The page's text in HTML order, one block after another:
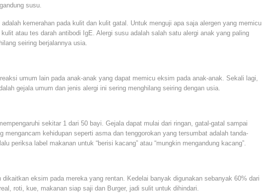
susu.
kemerahan pada kulit dan kulit gatal. Untuk menguji apa saja alergen yang memicu
atau tes darah antibodi IgE. Alergi susu adalah salah satu alergi anak yang paling
seiring berjalannya usia.
umum lain pada anak-anak yang dapat memicu eksim pada anak-anak. Sekali lagi,
gejala umum dan jenis alergi ini sering menghilang seiring dengan usia.
sekitar 1 dari 50 bayi. Gejala dapat mulai dari ringan, gatal-gatal sampai
mengancam kehidupan seperti asma dan tenggorokan yang tersumbat adalah tanda-
periksa label makanan untuk “berisi kacang” atau “mungkin mengandung kacang”.
dikaitkan eksim pada mereka yang rentan. Kedelai banyak digunakan sebanyak 60% dari
roti, kue, makanan siap saji dan Burger, jadi sulit untuk dihindari.